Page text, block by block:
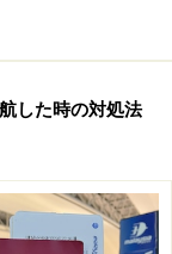
した時の対処法